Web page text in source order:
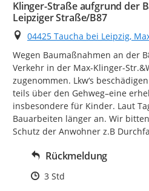
Klinger-Straße aufgrund der
Leipziger Straße/B87
Ort
04425 Taucha bei Leipzig,
Wegen Baumaßnahmen an der
Verkehr in der Max-Klinger-
zugenommen. Lkw‘s
teils über den Gehweg–eine
insbesondere für Kinder. Laut
Bauarbeiten länger an. Wir
Schutz der Anwohner z.B
Rückmeldung
Zeitpunkt des Erstellens
3 Std